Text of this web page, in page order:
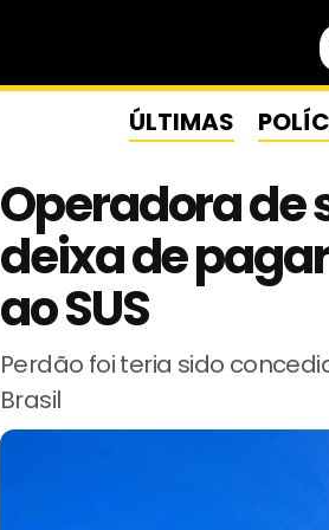
ÚLTIMAS
Operadora de
deixa de
ao SUS
Perdão foi teria sido
Brasil